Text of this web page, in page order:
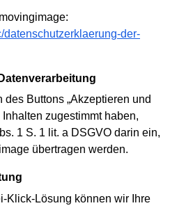
der-
Buttons „Akzeptieren und
zugestimmt haben,
1 S. 1 lit. a DSGVO darin ein,
übertragen werden.
Klick-Lösung können wir Ihre